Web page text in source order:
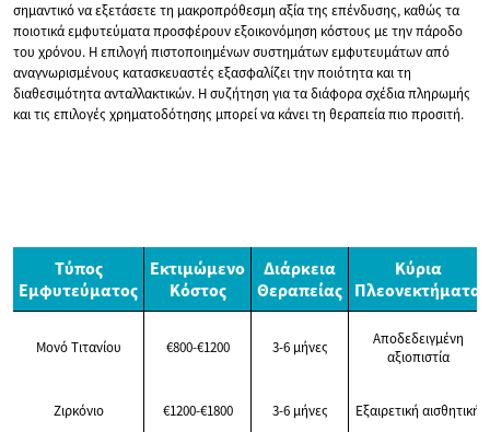
σημαντικό να εξετάσετε τη μακροπρόθεσμη αξία της επένδυσης, καθώς τα
ποιοτικά εμφυτεύματα προσφέρουν εξοικονόμηση κόστους με την πάροδο
του χρόνου. Η επιλογή πιστοποιημένων συστημάτων εμφυτευμάτων από
αναγνωρισμένους κατασκευαστές εξασφαλίζει την ποιότητα και τη
διαθεσιμότητα ανταλλακτικών. Η συζήτηση για τα διάφορα σχέδια πληρωμής
και τις επιλογές χρηματοδότησης μπορεί να κάνει τη θεραπεία πιο προσιτή.
Τύπος
Εμφυτεύματος
Εκτιμώμενο
Κόστος
Διάρκεια
Θεραπείας
Κύρια
Πλεονεκτήματα
Μονό Τιτανίου €800-€1200 3-6 μήνες
Αποδεδειγμένη
αξιοπιστία
Ζιρκόνιο €1200-€1800 3-6 μήνες Εξαιρετική αισθητική